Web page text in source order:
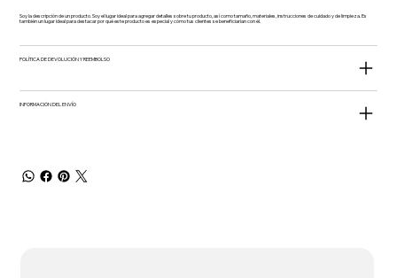
Soy la descripción de un producto. Soy el lugar ideal para agregar detalles sobre tu producto, así como tamaño, materiales, instrucciones de cuidado y de limpieza. Es
también un lugar ideal para destacar por qué este producto es especial y cómo tus clientes se beneficiarían con él.
POLÍTICA DE DEVOLUCIÓN Y REEMBOLSO
INFORMACIÓN DEL ENVÍO